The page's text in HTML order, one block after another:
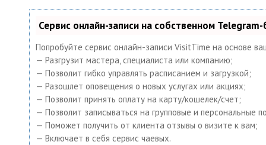
Сервис онлайн-записи на собственном
Попробуйте сервис онлайн-записи VisitTime на основе
— Разгрузит мастера, специалиста или компанию;
— Позволит гибко управлять расписанием и загрузкой;
— Разошлет оповещения о новых услугах или акциях;
— Позволит принять оплату на карту/кошелек/счет;
— Позволит записываться на групповые и персональные
— Поможет получить от клиента отзывы о визите к вам;
— Включает в себя сервис чаевых.